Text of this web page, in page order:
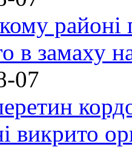
районі
в замаху
07